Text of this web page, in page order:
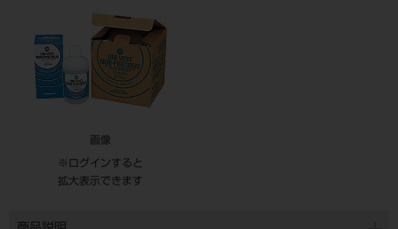
画像
※ログインすると
拡大表示できます